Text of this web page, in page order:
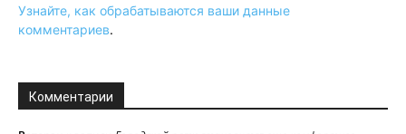
Узнайте, как обрабатываются ваши данные
комментариев.
Комментарии